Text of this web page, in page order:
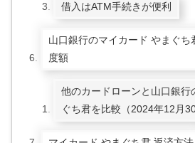
借入はATM手続きが便利
山口銀行のマイカード やまぐち
度額
他のカードローンと山口銀行
ぐち君を比較（2024年12月30